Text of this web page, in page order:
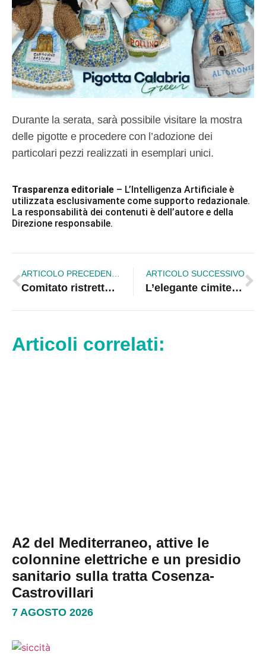
Durante la serata, sarà possibile visitare la mostra
delle pigotte e procedere con l’adozione dei
particolari pezzi realizzati in esemplari unici.
Trasparenza editoriale – L’Intelligenza Artificiale è
utilizzata esclusivamente come supporto redazionale.
La responsabilità dei contenuti è dell’autore e della
Direzione responsabile.
Comitato ristretto formato per la riforma dell’ordinamento giudiziario: mancano solo i nomi
ARTICOLO SUCCESSIVO
L’elegante cimitero di Rossano, racconto di Martino A. Rizzo
Articoli correlati:
A2 del Mediterraneo, attive le
colonnine elettriche e un presidio
sanitario sulla tratta Cosenza-
Castrovillari
7 AGOSTO 2026